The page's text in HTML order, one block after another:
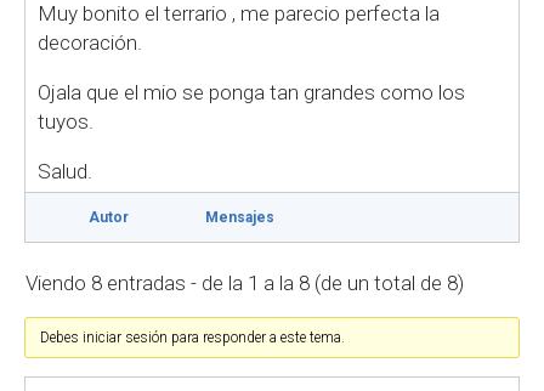
Muy bonito el terrario , me parecio perfecta la
decoración.
Ojala que el mio se ponga tan grandes como los
tuyos.
Salud.
Autor Mensajes
Viendo 8 entradas - de la 1 a la 8 (de un total de 8)
Debes iniciar sesión para responder a este tema.